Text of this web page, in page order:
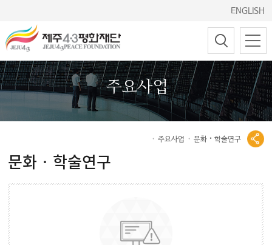
ENGLISH
주요사업
주요사업 문화‧학술연구
문화‧학술연구